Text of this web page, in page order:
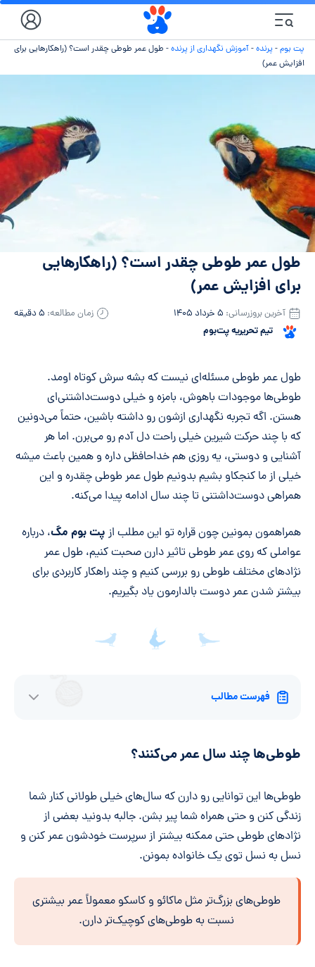
پت بوم- پرنده-آموزش نگهداری از پرنده- طول عمر طوطی چقدر است؟ (راهکارهایی برای
افزایش عمر)
طول عمر طوطی چقدر است؟ (راهکارهایی
برای افزایش عمر)
تیم تحریریه پت‌بوم
آخرین بروزرسانی: ۵ خرداد ۱۴۰۵ زمان مطالعه: ۵ دقیقه
خلاصه مقاله
طول عمر طوطی مسئله‌ای نیست که بشه سرش کوتاه اومد.
طوطی‌ها موجودات باهوش، بامزه و خیلی دوست‌داشتنی‌ای
هستن. اگه تجربه نگهداری ازشون رو داشته باشین، حتماً می‌دونین
که با چند حرکت شیرین خیلی راحت دل آدم رو می‌برن. اما هر
آشنایی و دوستی، یه روزی هم خداحافظی داره و همین باعث میشه
خیلی از ما کنجکاو بشیم بدونیم طول عمر طوطی چقدره و این
همراهی دوست‌داشتنی تا چند سال ادامه پیدا می‌کنه.
همراهمون بمونین چون قراره تو این مطلب از پت بوم مگ، درباره
عواملی که روی عمر طوطی تاثیر دارن صحبت کنیم، طول عمر
نژادهای مختلف طوطی رو بررسی کنیم و چند راهکار کاربردی برای
بیشتر شدن عمر دوست بالدارمون یاد بگیریم.
فهرست مطالب
طوطی‌ها چند سال عمر می‌کنند؟
طوطی‌ها این توانایی رو دارن که سال‌های خیلی طولانی کنار شما
زندگی کنن و حتی همراه شما پیر بشن. جالبه بدونید بعضی از
نژادهای طوطی حتی ممکنه بیشتر از سرپرست خودشون عمر کنن و
نسل به نسل توی یک خانواده بمونن.
طوطی‌های بزرگ‌تر مثل ماکائو و کاسکو معمولاً عمر بیشتری
نسبت به طوطی‌های کوچیک‌تر دارن.